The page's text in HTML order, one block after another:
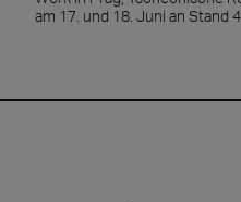
am 17. und 18. Juni an Stand